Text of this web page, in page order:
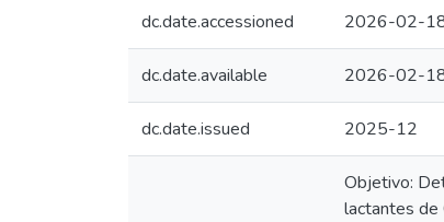
dc.date.accessioned 2026-02-
dc.date.available 2026-02-
dc.date.issued 2025-12
Objetivo:
lactantes de